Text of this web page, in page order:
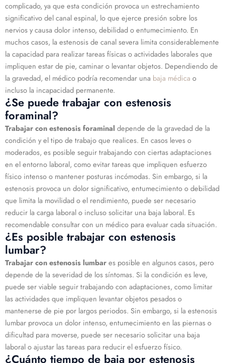
complicado, ya que esta condición provoca un estrechamiento
significativo del canal espinal, lo que ejerce presión sobre los
nervios y causa dolor intenso, debilidad o entumecimiento. En
muchos casos, la estenosis de canal severa limita considerablemente
la capacidad para realizar tareas físicas o actividades laborales que
impliquen estar de pie, caminar o levantar objetos. Dependiendo de
la gravedad, el médico podría recomendar una baja médica o
incluso la incapacidad permanente.
¿Se puede trabajar con estenosis
foraminal?
Trabajar con estenosis foraminal depende de la gravedad de la
condición y el tipo de trabajo que realices. En casos leves o
moderados, es posible seguir trabajando con ciertas adaptaciones
en el entorno laboral, como evitar tareas que impliquen esfuerzo
físico intenso o mantener posturas incómodas. Sin embargo, si la
estenosis provoca un dolor significativo, entumecimiento o debilidad
que limita la movilidad o el rendimiento, puede ser necesario
reducir la carga laboral o incluso solicitar una baja laboral. Es
recomendable consultar con un médico para evaluar cada situación.
¿Es posible trabajar con estenosis
lumbar?
Trabajar conestenosis lumbares posible en algunos casos, pero
depende de la severidad de los síntomas. Si la condición es leve,
puede ser viable seguir trabajando con adaptaciones, como limitar
las actividades que impliquen levantar objetos pesados o
mantenerse de pie por largos periodos. Sin embargo, si la estenosis
lumbar provoca un dolor intenso, entumecimiento en las piernas o
dificultad para moverse, puede ser necesario solicitar una baja
laboral o ajustar las tareas para reducir el esfuerzo físico.
¿Cuánto tiempo de baja por estenosis